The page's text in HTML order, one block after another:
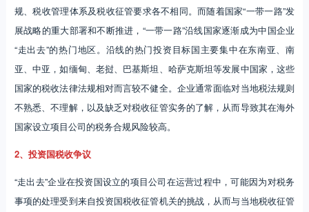
规、税收管理体系及税收征管要求各不相同。而随着国家“一带一路”发
展战略的重大部署和不断推进，“一带一路”沿线国家逐渐成为中国企业
“走出去”的热门地区。沿线的热门投资目标国主要集中在东南亚、南
亚、中亚，如缅甸、老挝、巴基斯坦、哈萨克斯坦等发展中国家，这些
国家的税收法律法规相对而言较不健全。企业通常面临对当地税法规则
不熟悉、不理解，以及缺乏对税收征管实务的了解，从而导致其在海外
国家设立项目公司的税务合规风险较高。
2、投资国税收争议
“走出去”企业在投资国设立的项目公司在运营过程中，可能因为对税务
事项的处理受到来自投资国税收征管机关的挑战，从而与当地税收征管